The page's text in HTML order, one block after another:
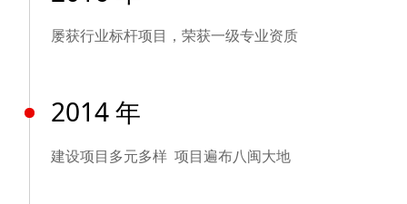
屡获行业标杆项目，荣获一级专业资质
2014 年
建设项目多元多样 项目遍布八闽大地